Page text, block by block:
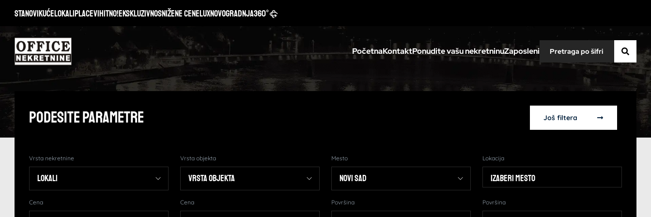
StanoviKućeLokaliPlaceviHitno!EkskluzivnoSnižene ceneLuxNovogradnja360°
PočetnaKontaktPonudite vašu nekretninuZaposleni
Podesite Parametre Još filtera
Vrsta nekretnine Vrsta objekta Mesto Lokacija
Izaberi mesto
Cena Cena Površina Površina